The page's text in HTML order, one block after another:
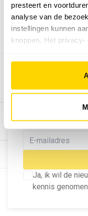
presteert en
analyse van de
instellingen kunnen
knoppen. Het privacy-
MELD U
Blijf op de hoogte
Ja, ik wil de
kennis
Geef ons
Vertel ons
Tip de
Bekijk hier
© Dé